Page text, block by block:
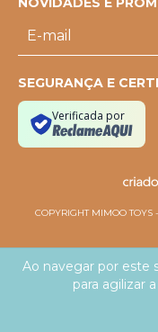
Ao navegar por este
para agilizar
SEGURANÇA E
Verificada por
COPYRIGHT MIMOO TOYS